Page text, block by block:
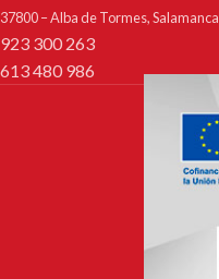
37800 – Alba de Tormes, Salamanca
923 300 263
613 480 986